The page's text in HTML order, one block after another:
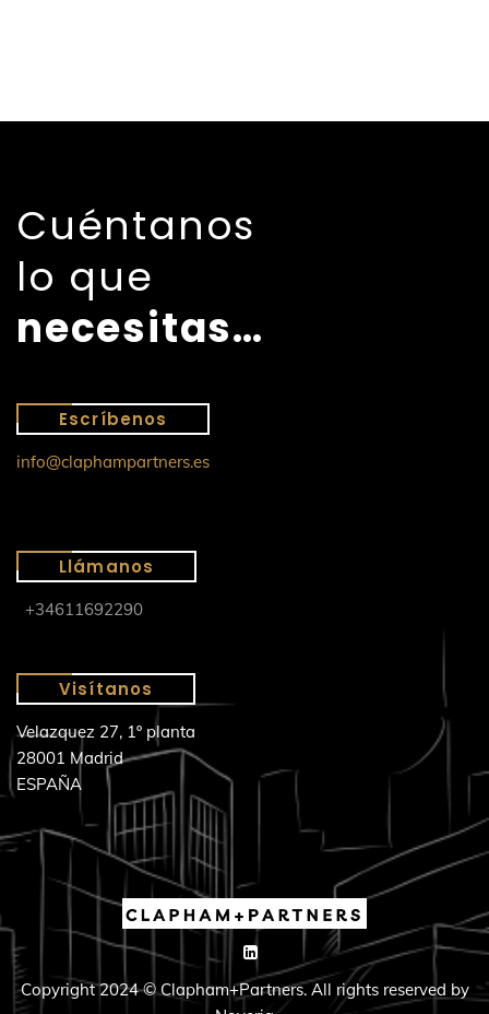
Cuéntanos
lo que
necesitas…
Escríbenos
info@claphampartners.es
Llámanos
+34611692290
Visítanos
Velazquez 27, 1º planta
28001 Madrid
ESPAÑA
Copyright 2024 © Clapham+Partners. All rights reserved by